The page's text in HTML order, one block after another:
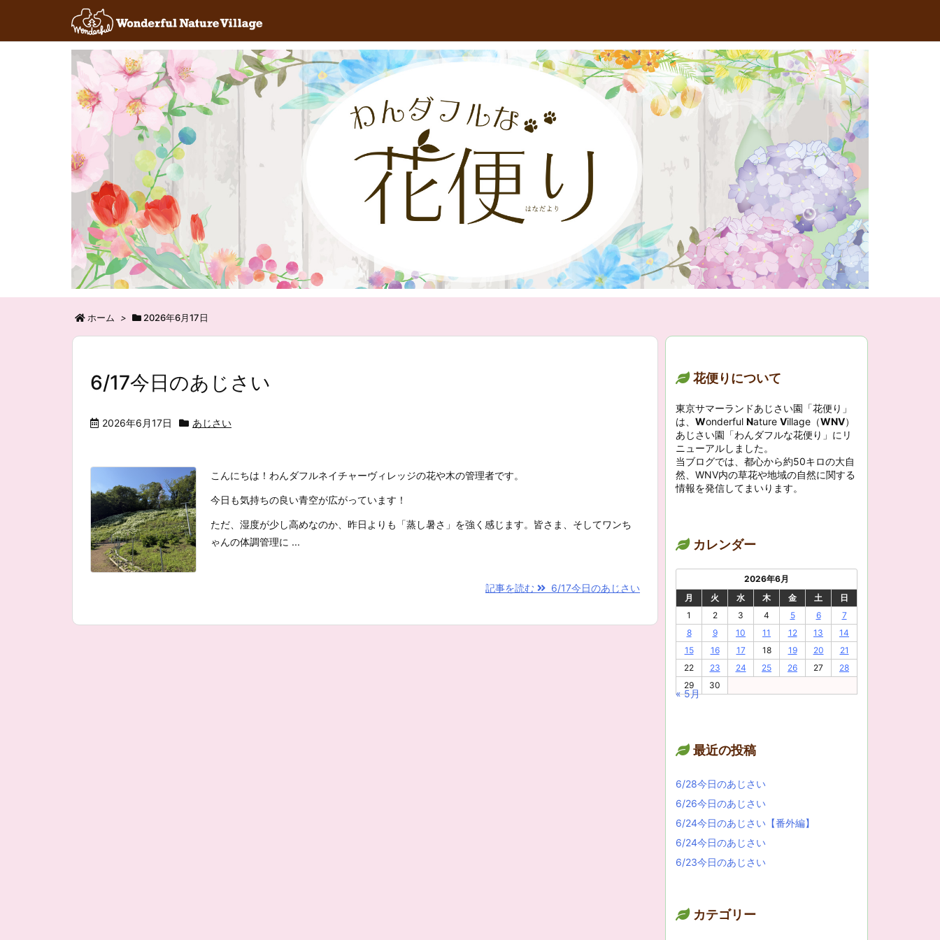
RSS Feedly
ホーム > 2026年6月17日
6/17今日のあじさい
2026年6月17日 あじさい
こんにちは！わんダフルネイチャーヴィレッジの花や木の管理者です。
今日も気持ちの良い青空が広がっています！
ただ、湿度が少し高めなのか、昨日よりも「蒸し暑さ」を強く感じます。皆さま、そしてワンち
ゃんの体調管理に ...
記事を読む 6/17今日のあじさい
花便りについて
東京サマーランドあじさい園「花便り」
は、 Wonderful Nature Village（WNV）
あじさい園「わんダフルな花便り」にリ
ニューアルしました。
当ブログでは、都心から約50キロの大自
然、WNV内の草花や地域の自然に関する
情報を発信してまいります。
カレンダー
2026年6月
月
火 水 木 金 土
日
1
2 3 4 5 6
7
8
9 10 11 12 13
14
15
16 17 18 19 20
21
22
23 24 25 26 27
28
29
30
« 5月
最近の投稿
6/28今日のあじさい
6/26今日のあじさい
6/24今日のあじさい【番外編】
6/24今日のあじさい
6/23今日のあじさい
カテゴリー